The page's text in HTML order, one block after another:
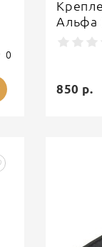
0
Альфа
850 р.